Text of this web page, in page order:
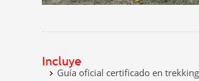
Incluye
Guía oficial certificado en trekking